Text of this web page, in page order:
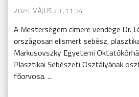
2024. MÁJUS 23., 11:34
A Mesterségem címere vendége Dr.
országosan elismert sebész,
Markusovszky Egyetemi
Plasztikai Sebészeti Osztályának
főorvosa. ...